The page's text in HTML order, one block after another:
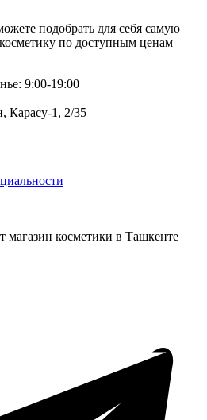
подобрать для себя самую
по доступным ценам
9:00-19:00
Карасу-1, 2/35
магазин косметики в Ташкенте